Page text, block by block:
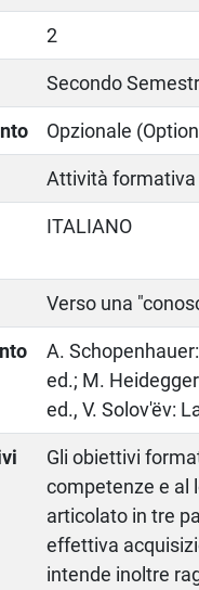
2
Secondo
Opzionale
Attività
ITALIANO
Verso una
A.
ed.; M.
ed., V. Solov'ëv:
Gli obiettivi
competenze e al
articolato in tre
effettiva
intende inoltre